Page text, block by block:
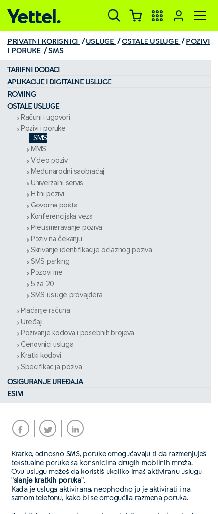
Yettel.
PRIVATNI KORISNICI USLUGE OSTALE USLUGE
POZIVI
I PORUKE
SMS
TARIFNI DODACI
APLIKACIJE I DIGITALNE USLUGE
ROMING
OSTALE USLUGE
Računi i ugovori
Pozivi i poruke
SMS
MMS
Video poziv
Međunarodni saobraćaj
Univerzalni servis
Hitni pozivi
Govorna pošta
Konferencijska veza
Preusmeravanje poziva
Poziv na čekanju
Skrivanje identifikacije odlaznog poziva
SMS parking
Pozovi me
5 za 20
SMS usluge provajdera
Plaćanje računa
Uređaji
Pozivanje kodova i posebnih brojeva
Cenovnici usluga
Kratki kodovi
Specifikacija poziva
OSIGURANJE UREĐAJA
ESIM
Kratke, odnosno SMS, poruke omogućavaju ti da razmenjuješ
tekstualne poruke sa korisnicima drugih mobilnih mreža.
Ovu uslugu možeš da koristiš ukoliko imaš aktiviranu uslugu
"slanje kratkih poruka".
Kada je usluga aktivirana, neophodno ju je aktivirati i na
samom telefonu, kako bi se omogućila razmena poruka.